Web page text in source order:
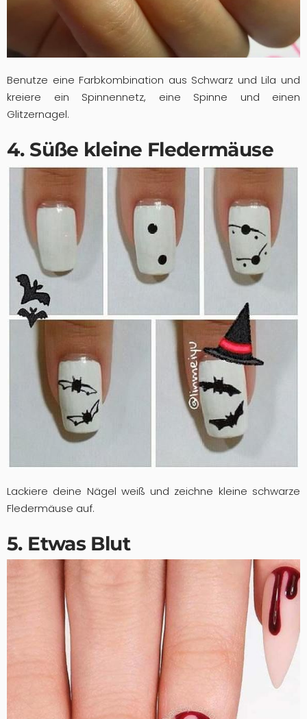
Benutze eine Farbkombination aus Schwarz und Lila und
kreiere ein Spinnennetz, eine Spinne und einen
Glitzernagel.
4. Süße kleine Fledermäuse
Lackiere deine Nägel weiß und zeichne kleine schwarze
Fledermäuse auf.
5. Etwas Blut